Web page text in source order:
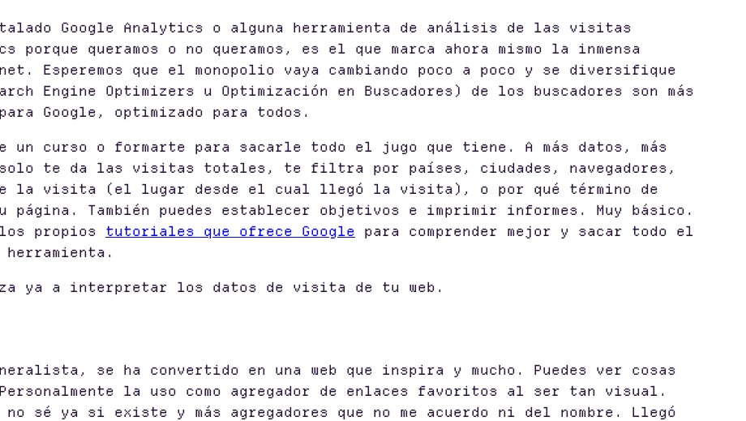
Google Analytics o alguna herramienta de análisis de las visitas
queramos o no queramos, es el que marca ahora mismo la inmensa
Esperemos que el monopolio vaya cambiando poco a poco y se diversifique
Engine Optimizers u Optimización en Buscadores) de los buscadores son más
Google, optimizado para todos.
un curso o formarte para sacarle todo el jugo que tiene. A más datos, más
te da las visitas totales, te filtra por países, ciudades, navegadores,
la visita (el lugar desde el cual llegó la visita), o por qué término de
página. También puedes establecer objetivos e imprimir informes. Muy básico.
propios tutoriales que ofrece Google para comprender mejor y sacar todo el
ya a interpretar los datos de visita de tu web.
se ha convertido en una web que inspira y mucho. Puedes ver cosas
la uso como agregador de enlaces favoritos al ser tan visual.
sé ya si existe y más agregadores que no me acuerdo ni del nombre. Llegó